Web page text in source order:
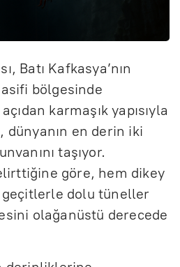
Batı Kafkasya’nın
bölgesinde
karmaşık yapısıyla
dünyanın en derin iki
taşıyor.
göre, hem dikey
dolu tüneller
olağanüstü derecede